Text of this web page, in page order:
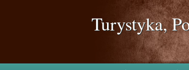
Turystyka,